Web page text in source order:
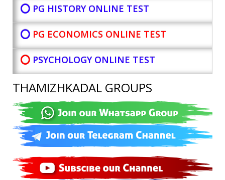
⭕ PG HISTORY ONLINE TEST
⭕ PG ECONOMICS ONLINE TEST
⭕ PSYCHOLOGY ONLINE TEST
THAMIZHKADAL GROUPS